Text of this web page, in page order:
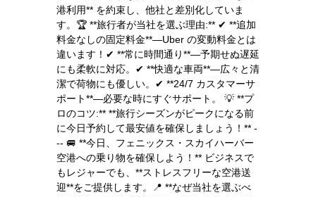
港利用** を約束し、他社と差別化していま
す。🏆 **旅行者が当社を選ぶ理由:** ✔ **追加
料金なしの固定料金**—Uber の変動料金とは
違います！✔ **常に時間通り**—予期せぬ遅延
にも柔軟に対応。✔ **快適な車両**—広々と清
潔で荷物にも優しい。✔ **24/7 カスタマーサ
ポート**—必要な時にすぐサポート。 💡 **プ
ロのコツ:** **旅行シーズンがピークになる前
に今日予約して最安値を確保しましょう！** -
-- 🚐 **今日、フェニックス・スカイハーバー
空港への乗り物を確保しよう！** ビジネスで
もレジャーでも、**ストレスフリーな空港送
迎**をご提供します。📍 **なぜ当社を選ぶべ